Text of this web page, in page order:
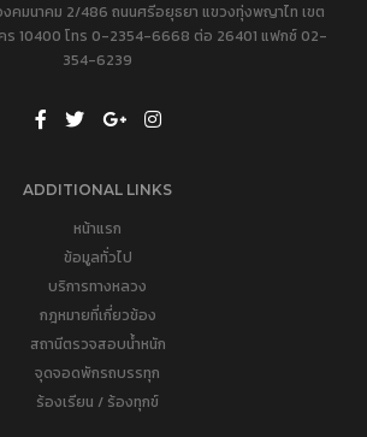
งคมนาคม 2/486 ถนนศรีอยุธยา แขวงทุ่งพญาไท เขต
คร 10400 โทร 0-2354-6668 ต่อ 26401 แฟกซ์ 02-
354-6239
ADDITIONAL LINKS
หน้าแรก
ข้อมูลทั่วไป
บริการทางหลวง
กฎหมายที่เกี่ยวข้อง
สถานีตรวจสอบน้ำหนัก
จุดจอดพักรถบรรทุก
ร้องเรียน / ร้องทุกข์